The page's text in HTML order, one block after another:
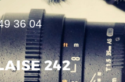
36 04